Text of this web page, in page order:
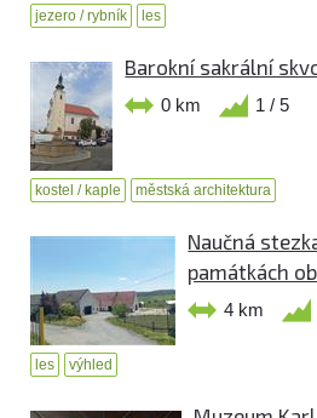
jezero / rybník les
Barokní sakrální
0 km 1 / 5
kostel / kaple městská architektura
Naučná
památkách
4 km
les výhled